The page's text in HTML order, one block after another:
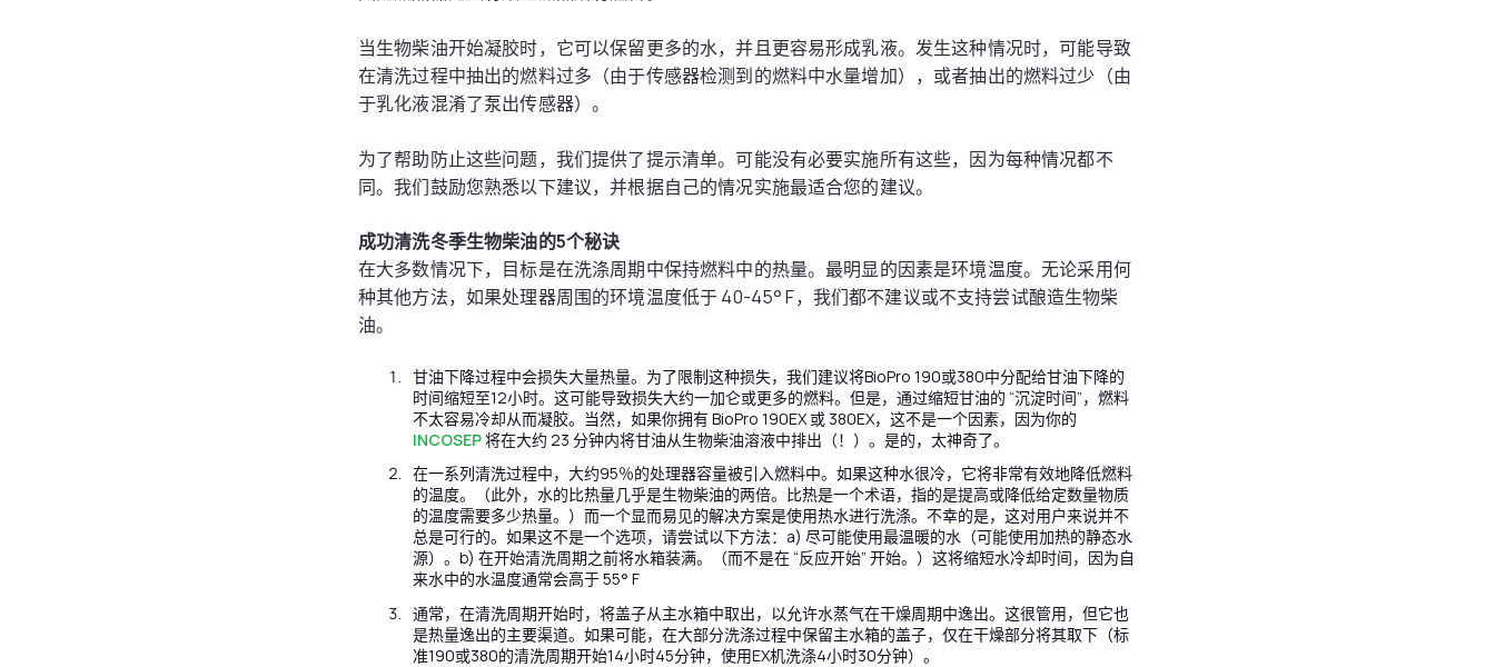
当生物柴油开始凝胶时，它可以保留更多的水，并且更容易形成乳液。发生这种情况时，可能导致
在清洗过程中抽出的燃料过多（由于传感器检测到的燃料中水量增加），或者抽出的燃料过少（由
于乳化液混淆了泵出传感器）。
为了帮助防止这些问题，我们提供了提示清单。可能没有必要实施所有这些，因为每种情况都不
同。我们鼓励您熟悉以下建议，并根据自己的情况实施最适合您的建议。
成功清洗冬季生物柴油的5个秘诀
在大多数情况下，目标是在洗涤周期中保持燃料中的热量。最明显的因素是环境温度。无论采用何
种其他方法，如果处理器周围的环境温度低于 40-45° F，我们都不建议或不支持尝试酿造生物柴
油。
甘油下降过程中会损失大量热量。为了限制这种损失，我们建议将BioPro 190或380中分配给甘油下降的
时间缩短至12小时。这可能导致损失大约一加仑或更多的燃料。但是，通过缩短甘油的 “沉淀时间”，燃料
不太容易冷却从而凝胶。当然，如果你拥有 BioPro 190EX 或 380EX，这不是一个因素，因为你的
INCOSEP将在大约 23 分钟内将甘油从生物柴油溶液中排出（！）。是的，太神奇了。
在一系列清洗过程中，大约95％的处理器容量被引入燃料中。如果这种水很冷，它将非常有效地降低燃料
的温度。（此外，水的比热量几乎是生物柴油的两倍。比热是一个术语，指的是提高或降低给定数量物质
的温度需要多少热量。）而一个显而易见的解决方案是使用热水进行洗涤。不幸的是，这对用户来说并不
总是可行的。如果这不是一个选项，请尝试以下方法：a) 尽可能使用最温暖的水（可能使用加热的静态水
源）。b) 在开始清洗周期之前将水箱装满。（而不是在 “反应开始” 开始。）这将缩短水冷却时间，因为自
来水中的水温度通常会高于 55° F
通常，在清洗周期开始时，将盖子从主水箱中取出，以允许水蒸气在干燥周期中逸出。这很管用，但它也
是热量逸出的主要渠道。如果可能，在大部分洗涤过程中保留主水箱的盖子，仅在干燥部分将其取下（标
准190或380的清洗周期开始14小时45分钟，使用EX机洗涤4小时30分钟）。